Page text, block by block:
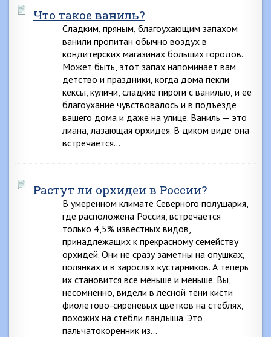
Что такое ваниль?
Сладким, пряным, благоухающим запахом
ванили пропитан обычно воздух в
кондитерских магазинах больших городов.
Может быть, этот запах напоминает вам
детство и праздники, когда дома пекли
кексы, куличи, сладкие пироги с ванилью, и ее
благоухание чувствовалось и в подъезде
вашего дома и даже на улице. Ваниль — это
лиана, лазающая орхидея. В диком виде она
встречается…
Растут ли орхидеи в России?
В умеренном климате Северного полушария,
где расположена Россия, встречается
только 4,5% известных видов,
принадлежащих к прекрасному семейству
орхидей. Они не сразу заметны на опушках,
полянках и в зарослях кустарников. А теперь
их становится все меньше и меньше. Вы,
несомненно, видели в лесной тени кисти
фиолетово-сиреневых цветков на стеблях,
похожих на стебли ландыша. Это
пальчатокоренник из…